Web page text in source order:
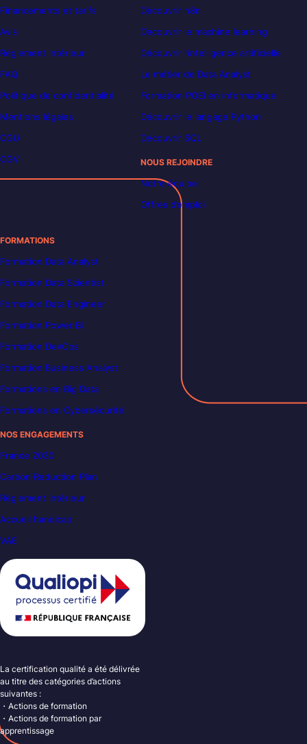
Financements et tarifs
Avis
Règlement intérieur
FAQ
Politique de confidentialité
Mentions légales
CGU
CGV
Découvrir n8n
Découvrir le machine learning
Découvrir l’intelligence artificielle
Le métier de Data Analyst
Formation POEI en informatique
Découvrir le langage Python
Découvrir SQL
NOUS REJOINDRE
Notre équipe
Offres d’emploi
FORMATIONS
Formation Data Analyst
Formation Data Scientist
Formation Data Engineer
Formation Power BI
Formation DevOps
Formation Business Analyst
Formations en Big Data
Formations en Cybersécurité
NOS ENGAGEMENTS
France 2030
Carbon Reduction Plan
Règlement intérieur
Accueil handicap
VAE
La certification qualité a été délivrée
au titre des catégories d’actions
suivantes :
・Actions de formation
・Actions de formation par
apprentissage